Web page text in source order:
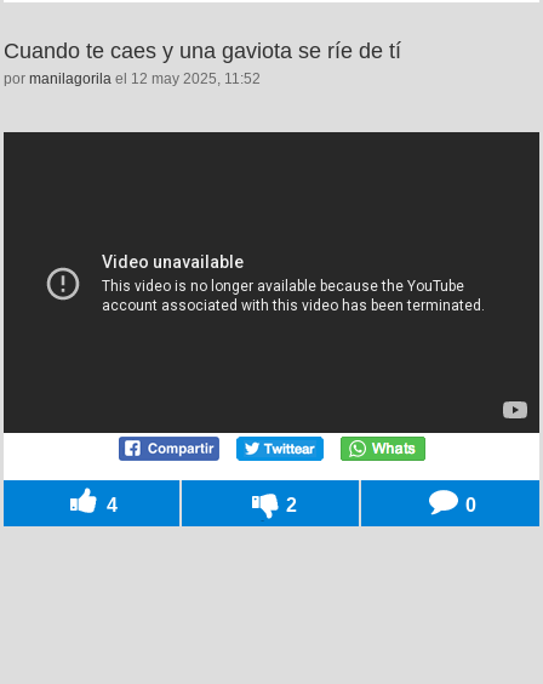
Cuando te caes y una gaviota se ríe de tí
por manilagorila el 12 may 2025, 11:52
4 2 0